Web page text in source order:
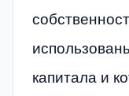
капитала и